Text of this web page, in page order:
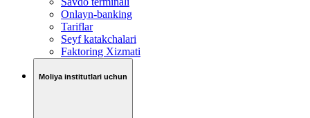
Onlayn-banking
Tariflar
Seyf katakchalari
Faktoring Xizmati
Moliya institutlari uchun